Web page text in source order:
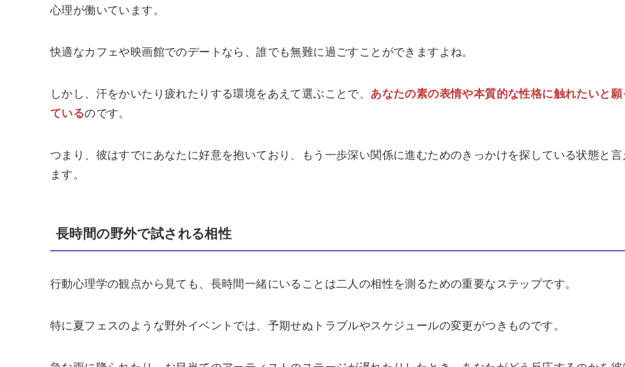
心理が働いています。
快適なカフェや映画館でのデートなら、誰でも無難に過ごすことができますよね。
しかし、汗をかいたり疲れたりする環境をあえて選ぶことで、 あなたの素の表情や本質的な性格に触れたいと
ているのです。
つまり、彼はすでにあなたに好意を抱いており、もう一歩深い関係に進むためのきっかけを探している状態と
ます。
長時間の野外で試される相性
行動心理学の観点から見ても、長時間一緒にいることは二人の相性を測るための重要なステップです。
特に夏フェスのような野外イベントでは、予期せぬトラブルやスケジュールの変更がつきものです。